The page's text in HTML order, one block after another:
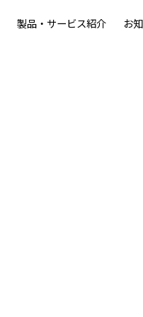
製品・サービス紹介 お